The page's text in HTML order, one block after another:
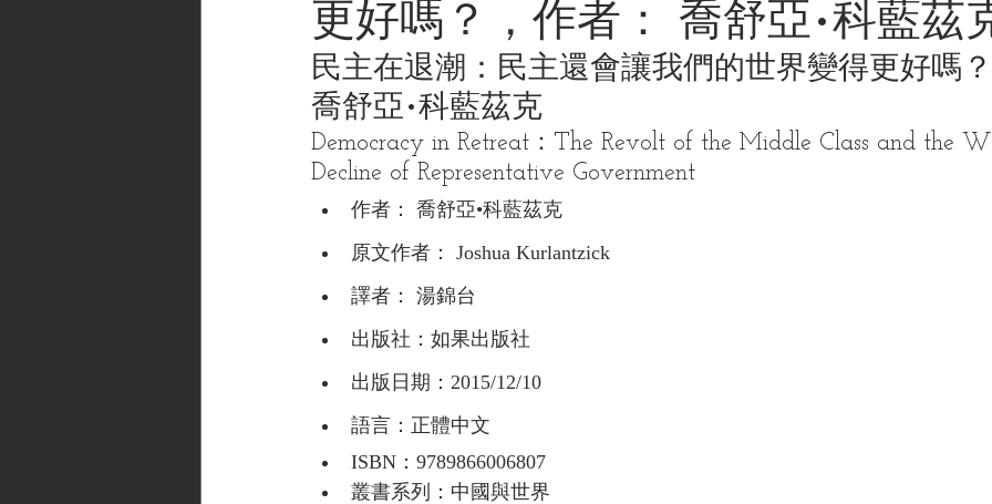
更好嗎？，作者： 喬舒亞•科藍茲
民主在退潮：民主還會讓我們的世界變得更好嗎
喬舒亞•科藍茲克
Democracy in Retreat：The Revolt of the Middle Class and the
Decline of Representative Government
作者： 喬舒亞•科藍茲克
原文作者： Joshua Kurlantzick
譯者： 湯錦台
出版社：如果出版社
出版日期：2015/12/10
語言：正體中文
ISBN：9789866006807
叢書系列：中國與世界